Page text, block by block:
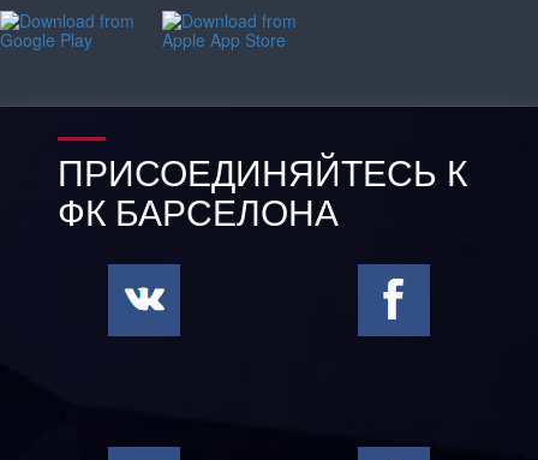
ПРИСОЕДИНЯЙТЕСЬ К
ФК БАРСЕЛОНА